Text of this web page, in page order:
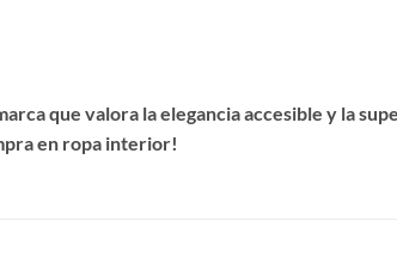
que valora la elegancia accesible y la
en ropa interior!